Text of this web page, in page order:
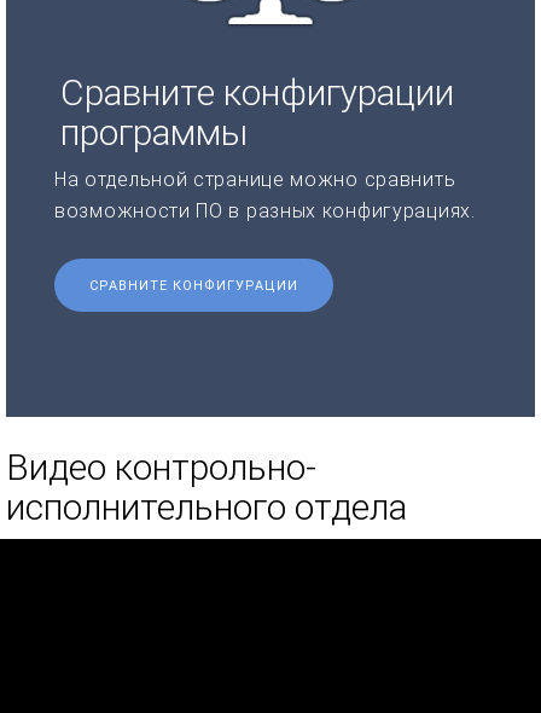
Сравните конфигурации
программы
На отдельной странице можно сравнить
возможности ПО в разных конфигурациях.
СРАВНИТЕ КОНФИГУРАЦИИ
Видео контрольно-
исполнительного отдела